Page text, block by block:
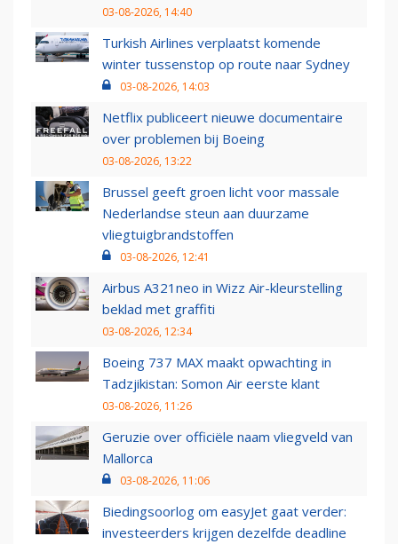
03-08-2026, 14:40
Turkish Airlines verplaatst komende
winter tussenstop op route naar Sydney
03-08-2026, 14:03
Netflix publiceert nieuwe documentaire
over problemen bij Boeing
03-08-2026, 13:22
Brussel geeft groen licht voor massale
Nederlandse steun aan duurzame
vliegtuigbrandstoffen
03-08-2026, 12:41
Airbus A321neo in Wizz Air-kleurstelling
beklad met graffiti
03-08-2026, 12:34
Boeing 737 MAX maakt opwachting in
Tadzjikistan: Somon Air eerste klant
03-08-2026, 11:26
Geruzie over officiële naam vliegveld van
Mallorca
03-08-2026, 11:06
Biedingsoorlog om easyJet gaat verder:
investeerders krijgen dezelfde deadline